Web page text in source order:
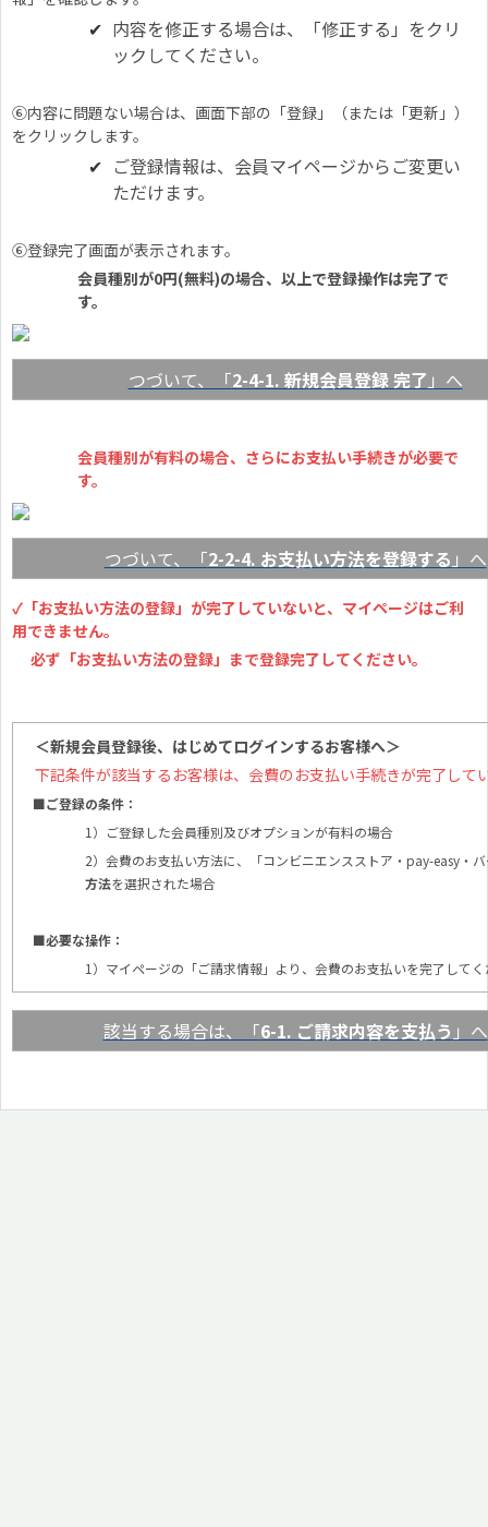
内容を修正する場合は、「修正する」をクリ
ックしてください。
⑥内容に問題ない場合は、画面下部の「登録」（または「更新」）
をクリックします。
ご登録情報は、会員マイページからご変更い
ただけます。
⑥登録完了画面が表示されます。
会員種別が0円(無料)の場合、以上で登録操作は完了で
す。
つづいて、「2-4-1. 新規会員登録 完了 」へ
会員種別が有料の場合、さらにお支払い手続きが必要で
す。
つづいて、「2-2-4. お支払い方法を登録する 」へ
✓「お支払い方法の登録」が完了していないと、マイページはご利
用できません。
必ず「お支払い方法の登録」まで登録完了してください。
＜新規会員登録後、はじめてログインするお客様へ＞
下記条件が該当するお客様は、会費のお支払い手続きが完了して
■ご登録の条件：
1）ご登録した会員種別及びオプションが有料の場合
2）会費のお支払い方法に、「コンビニエンスストア・pay-easy・
方法を選択された場合
■必要な操作：
1）マイページの「ご請求情報」より、会費のお支払いを完了して
該当する場合は、「6-1. ご請求内容を支払う 」へ